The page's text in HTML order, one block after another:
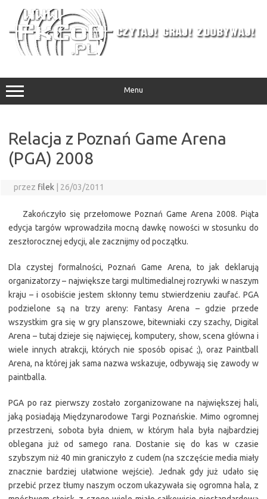
treści
Menu
Relacja z Poznań Game Arena
(PGA) 2008
przez filek 26/03/2011
Zakończyło się przełomowe Poznań Game Arena 2008. Piąta
edycja targów wprowadziła mocną dawkę nowości w stosunku do
zeszłorocznej edycji, ale zacznijmy od początku.
Dla czystej formalności, Poznań Game Arena, to jak deklarują
organizatorzy – największe targi multimedialnej rozrywki w naszym
kraju – i osobiście jestem skłonny temu stwierdzeniu zaufać. PGA
podzielone są na trzy areny: Fantasy Arena – gdzie przede
wszystkim gra się w gry planszowe, bitewniaki czy szachy, Digital
Arena – tutaj dzieje się najwięcej, komputery, show, scena główna i
wiele innych atrakcji, których nie sposób opisać ;), oraz Paintball
Arena, na której jak sama nazwa wskazuje, odbywają się zawody w
paintballa.
PGA po raz pierwszy zostało zorganizowane na największej hali,
jaką posiadają Międzynarodowe Targi Poznańskie. Mimo ogromnej
przestrzeni, sobota była dniem, w którym hala była najbardziej
oblegana już od samego rana. Dostanie się do kas w czasie
szybszym niż 40 min graniczyło z cudem (na szczęście media miały
znacznie bardziej ułatwione wejście). Jednak gdy już udało się
przebić przez tłumy naszym oczom ukazywała się ogromna hala, z